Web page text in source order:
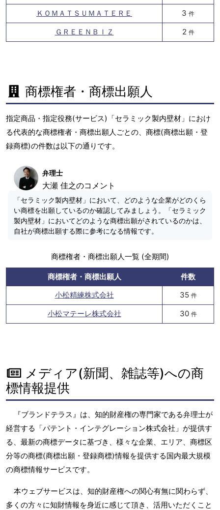
ＫＯＭＡＴＳＵＭＡＴＥＲＥ 3 件
ＧＲＥＥＮＢＩＺ 2 件
商標権者・商標出願人
指定商品・指定役務(サービス)「セラミック製内壁材」におけ
る代表的な商標権者・商標出願人ごとの、商標(商標出願・登
録商標)の件数は以下の通りです。
弁理士
大瀬 佳之のコメント
「セラミック製内壁材」において、どのような企業がどのくら
い商標を出願しているのか確認してみましょう。「セラミック
製内壁材」においてどのような商標出願がされているのかは、
自社が商標出願する際に参考になる情報です。
商標権者・商標出願人一覧 (全期間)
商標権者・商標出願人
件数
小松精練株式会社
35 件
小松マテーレ株式会社 30 件
メディア(新聞、雑誌等)への商
標情報提供
『ブランドテラス』は、知的財産権の専門家である弁理士が
経営する「パテント・インテグレーション株式会社」が提供す
る、最新の商標データに基づき、様々な企業、エリア、商標区
分等の商標(商標出願・登録商標)情報を提供する国内最大規模
の商標情報サービスです。
本ウェブサービスは、知的財産権への関心有無に関わらず、
多くの方々に知財情報を身近に感じて頂き、活用いただくこと